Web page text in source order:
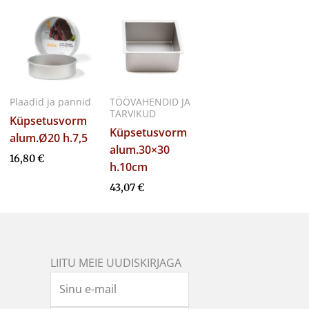
Plaadid ja pannid
Küpsetusvorm
alum.Ø20 h.7,5
16,80€
TÖÖVAHENDID JA
TARVIKUD
Küpsetusvorm
alum.30×30
h.10cm
43,07€
LIITU MEIE UUDISKIRJAGA